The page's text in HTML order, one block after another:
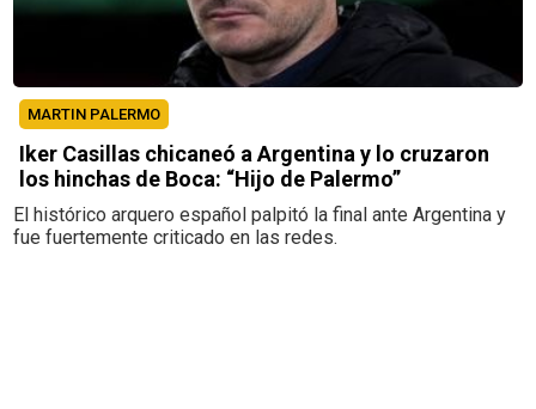
MARTIN PALERMO
Iker Casillas chicaneó a Argentina y lo cruzaron
los hinchas de Boca: “Hijo de Palermo”
El histórico arquero español palpitó la final ante Argentina y
fue fuertemente criticado en las redes.